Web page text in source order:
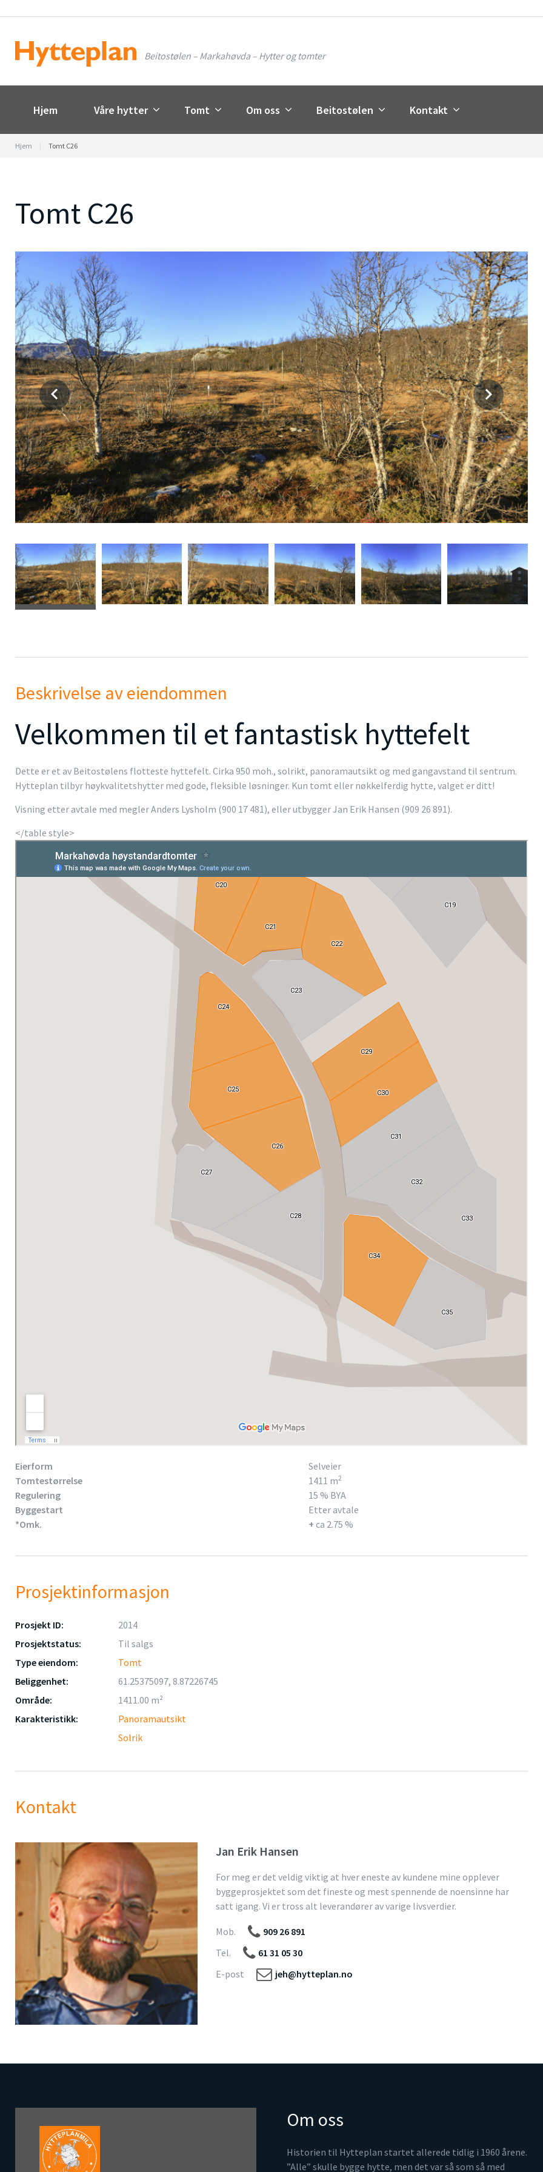
Beitostølen – Markahøvda – Hytter og tomter
Hjem Våre hytter Tomt Om oss Beitostølen Kontakt
Hjem | Tomt C26
Tomt C26
Beskrivelse av eiendommen
Velkommen til et fantastisk hyttefelt
Dette er et av Beitostølens flotteste hyttefelt. Cirka 950 moh., solrikt, panoramautsikt og med gangavstand til sentrum.
Hytteplan tilbyr høykvalitetshytter med gode, fleksible løsninger. Kun tomt eller nøkkelferdig hytte, valget er ditt!
Visning etter avtale med megler Anders Lysholm (900 17 481), eller utbygger Jan Erik Hansen (909 26 891).
</table style>
Eierform
Selveier
Tomtestørrelse
1411 m2
Regulering
15 % BYA
Byggestart
Etter avtale
*Omk.
+ ca 2.75 %
Prosjektinformasjon
Prosjekt ID:
2014
Prosjektstatus:
Til salgs
Type eiendom:
Tomt
Beliggenhet:
61.25375097, 8.87226745
Område:
1411.00 m²
Karakteristikk:
Panoramautsikt
Solrik
Kontakt
Jan Erik Hansen
For meg er det veldig viktig at hver eneste av kundene mine opplever
byggeprosjektet som det fineste og mest spennende de noensinne har
satt igang. Vi er tross alt leverandører av varige livsverdier.
Mob.
909 26 891
Tel.
61 31 05 30
E-post
jeh@hytteplan.no
Om oss
Historien til Hytteplan startet allerede tidlig i 1960 årene.
”Alle” skulle bygge hytte, men det var så som så med